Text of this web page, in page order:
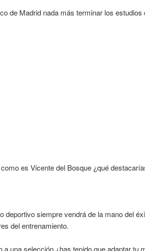
de Madrid nada más terminar los
es Vicente del Bosque ¿qué
siempre vendrá de la mano del
del entrenamiento.
una selección ¿has tenido que adaptar tu